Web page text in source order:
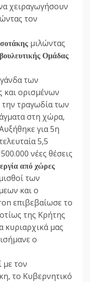
χειραγωγήσουν
τον
μιλώντας
Ομάδας
των
και ορισμένων
τραγωδία των
στη χώρα,
για 5η
5,5
νέες θέσεις
από χώρες
των
και ο
επιβεβαίωσε το
της Κρήτης
κυριαρχικά μας
ο
με τον
το Κυβερνητικό